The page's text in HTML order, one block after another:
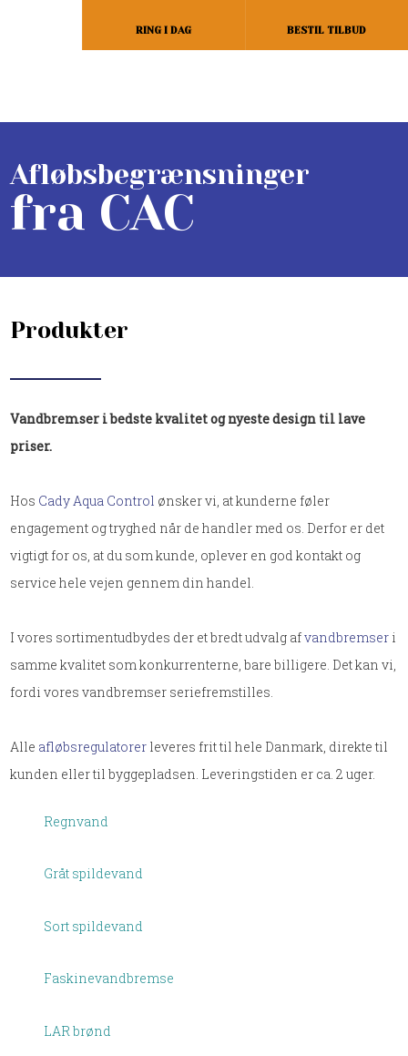
RING I DAG BESTIL TILBUD
​Afløbsbegrænsninger
fra CAC
Produkter​
Vandbremser i bedste kvalitet og nyeste design til lave
priser.
Hos Cady Aqua Control ønsker vi, at kunderne føler
engagement og tryghed når de handler med os. Derfor er det
vigtigt for os, at du som kunde, oplever en god kontakt og
service hele vejen gennem din handel.
I vores sortimentudbydes der et bredt udvalg afvandbremseri
samme kvalitet som konkurrenterne, bare billigere. Det kan vi,
fordi vores vandbremser seriefremstilles.
Alle afløbsregulatorerleveres frit til hele Danmark, direkte til
kunden eller til byggepladsen. Leveringstiden er ca. 2 uger​.
Regnvand​
Gråt spildevand
Sort spildevand
Faskinevandbremse
LAR brønd